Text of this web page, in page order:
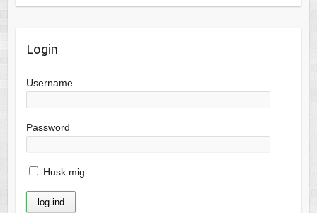
Login
Username
Password
Husk mig